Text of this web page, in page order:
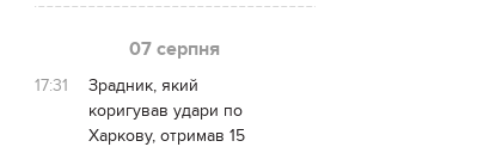
07 серпня
17:31
Зрадник, який
коригував удари по
Харкову, отримав 15